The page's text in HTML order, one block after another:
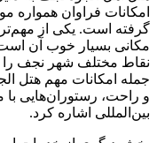
امکانات فراوان همواره
گرفته است. یکی از
مکانی بسیار خوب آن
نقاط مختلف شهر نجف را
جمله امکانات مهم هتل
و راحت، رستوران‌هایی
بین‌المللی اشاره کرد.